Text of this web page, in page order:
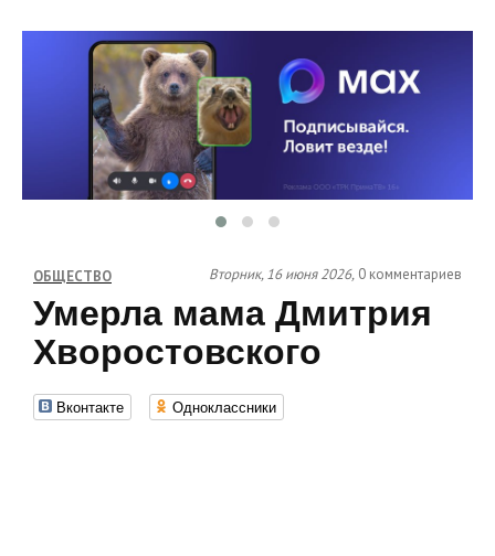
ОБЩЕСТВО Вторник, 16 июня 2026, 0 комментариев
Умерла мама Дмитрия
Хворостовского
Вконтакте Одноклассники